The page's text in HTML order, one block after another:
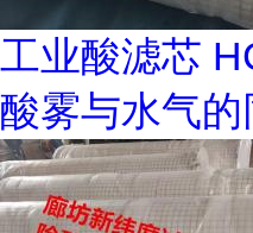
工业酸滤芯
酸雾与水气